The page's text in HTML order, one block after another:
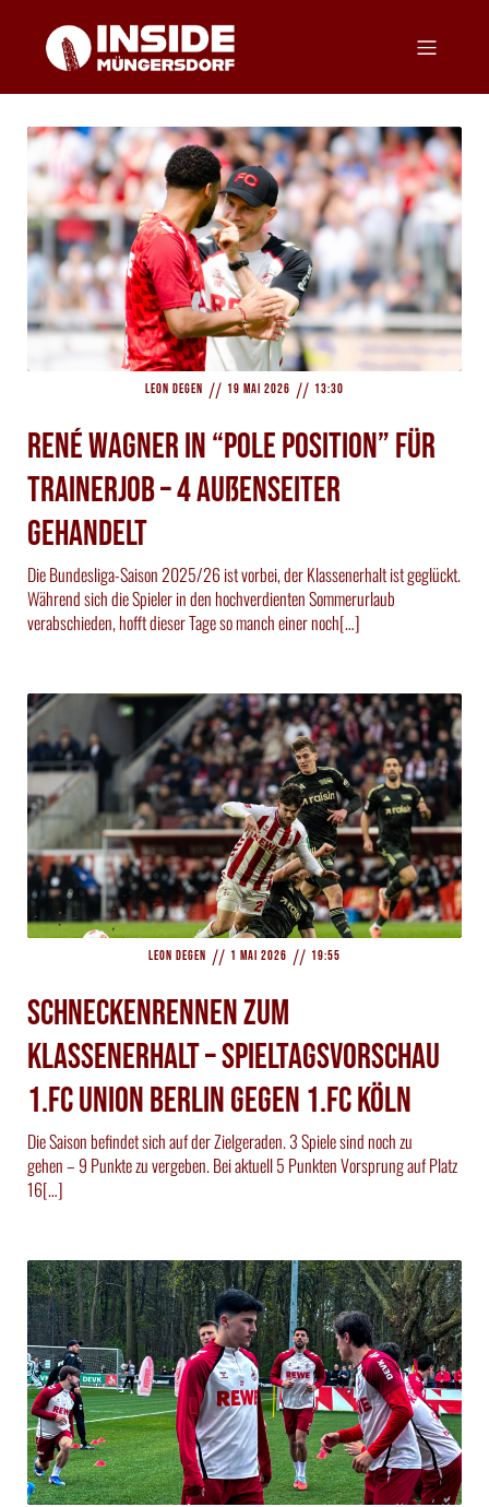
Leon Degen // 19 Mai 2026 // 13:30
René Wagner in “Pole Position” für
Trainerjob – 4 Außenseiter
gehandelt
Die Bundesliga-Saison 2025/26 ist vorbei, der Klassenerhalt ist geglückt.
Während sich die Spieler in den hochverdienten Sommerurlaub
verabschieden, hofft dieser Tage so manch einer noch[…]
Leon Degen // 1 Mai 2026 // 19:55
Schneckenrennen zum
Klassenerhalt – Spieltagsvorschau
1.FC Union Berlin gegen 1.FC Köln
Die Saison befindet sich auf der Zielgeraden. 3 Spiele sind noch zu
gehen – 9 Punkte zu vergeben. Bei aktuell 5 Punkten Vorsprung auf Platz
16[…]